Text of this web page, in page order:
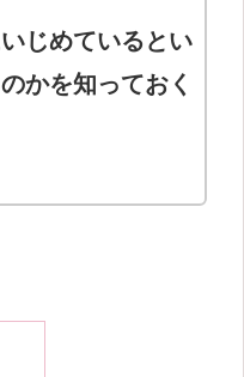
じめているとい
かを知っておく